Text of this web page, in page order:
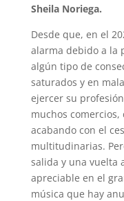
Sheila Noriega.
Desde que, en el
alarma debido a la
algún tipo de
saturados y en
ejercer su
muchos
acabando con el
multitudinarias.
salida y una vuelta
apreciable en el
música que hay